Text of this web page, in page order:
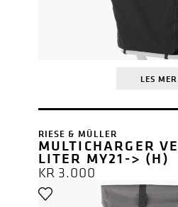
LES MER
RIESE & MÜLLER
MULTICHARGER
LITER MY21-> (H)
KR3.000